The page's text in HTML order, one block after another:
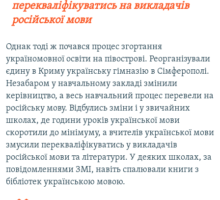
перекваліфікуватись на викладачів
російської мови
Однак тоді ж почався процес згортання
україномовної освіти на півострові. Реорганізували
єдину в Криму українську гімназію в Сімферополі.
Незабаром у навчальному закладі змінили
керівництво, а весь навчальний процес перевели на
російську мову. Відбулись зміни і у звичайних
школах, де години уроків української мови
скоротили до мінімуму, а вчителів української мови
змусили перекваліфікуватись у викладачів
російської мови та літератури. У деяких школах, за
повідомленнями ЗМІ, навіть спалювали книги з
бібліотек українською мовою.